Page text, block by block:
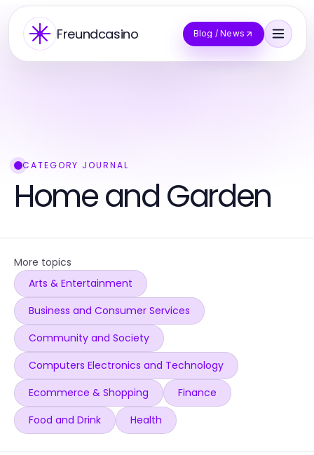
Freundcasino Blog / News
CATEGORY JOURNAL
Home and Garden
More topics
Arts & Entertainment
Business and Consumer Services
Community and Society
Computers Electronics and Technology
Ecommerce & Shopping
Finance
Food and Drink
Health